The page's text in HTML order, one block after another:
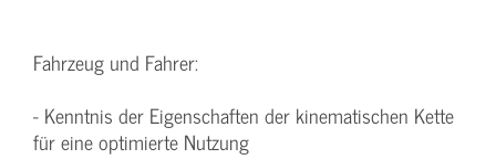
Fahrzeug und Fahrer:
- Kenntnis der Eigenschaften der kinematischen Kette
für eine optimierte Nutzung